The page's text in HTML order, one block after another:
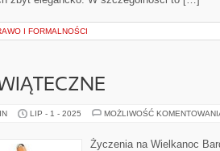
I FORMALNOŚCI
LIP - 1 - 2025 MOŻLIWOŚĆ
Życzenia na Wielkanoc